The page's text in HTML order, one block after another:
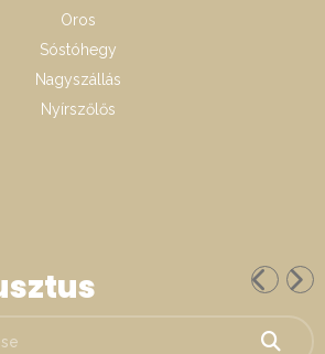
Oros
Sóstóhegy
Nagyszállás
Nyírszőlős